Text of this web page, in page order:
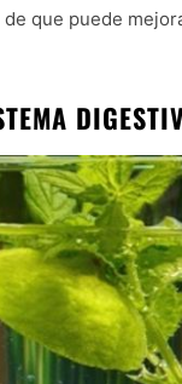
que puede